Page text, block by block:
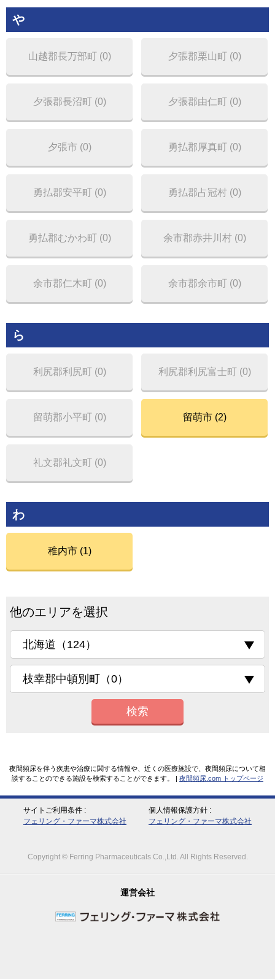
や
山越郡長万部町 (0) 夕張郡栗山町 (0)
夕張郡長沼町 (0) 夕張郡由仁町 (0)
夕張市 (0) 勇払郡厚真町 (0)
勇払郡安平町 (0) 勇払郡占冠村 (0)
勇払郡むかわ町 (0) 余市郡赤井川村 (0)
余市郡仁木町 (0) 余市郡余市町 (0)
ら
利尻郡利尻町 (0) 利尻郡利尻富士町 (0)
留萌郡小平町 (0) 留萌市 (2)
礼文郡礼文町 (0)
わ
稚内市 (1)
他のエリアを選択
検索
夜間頻尿を伴う疾患や治療に関する情報や、近くの医療施設で、夜間頻尿について相
談することのできる施設を検索することができます。 | 夜間頻尿.com トップページ
サイトご利用条件
フェリング・ファーマ株式会社
個人情報保護方針
フェリング・ファーマ株式会社
Copyright © Ferring Pharmaceuticals Co.,Ltd. All Rights Reserved.
運営会社